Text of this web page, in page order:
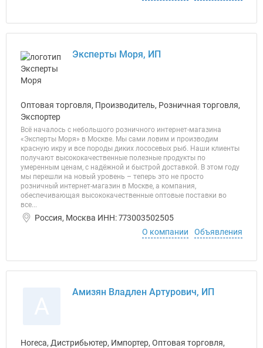
Эксперты Моря, ИП
Оптовая торговля, Производитель, Розничная торговля,
Экспортер
Всё началось с небольшого розничного интернет-магазина
«Эксперты Моря» в Москве. Мы сами ловим и производим
красную икру и все породы диких лососевых рыб. Наши клиенты
получают высококачественные полезные продукты по
умеренным ценам, с надёжной и быстрой доставкой. В этом году
мы перешли на новый уровень – теперь это не просто
розничный интернет-магазин в Москве, а компания,
обеспечивающая высококачественные оптовые поставки во
все...
Россия, Москва ИНН: 773003502505
О компании
Объявления
Амизян Владлен Артурович, ИП
Horeca, Дистрибьютер, Импортер, Оптовая торговля,